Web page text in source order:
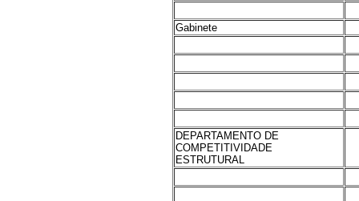
Gabinete
DEPARTAMENTO DE
COMPETITIVIDADE
ESTRUTURAL